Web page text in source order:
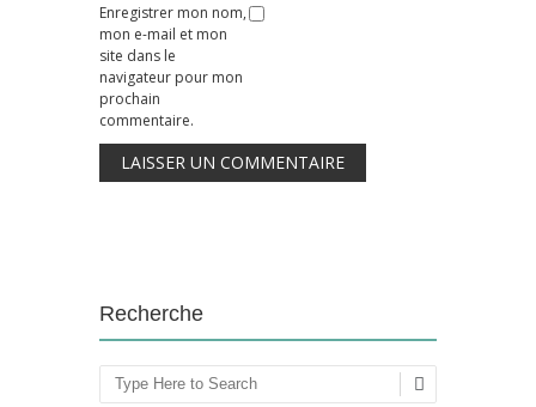
Enregistrer mon nom,
mon e-mail et mon
site dans le
navigateur pour mon
prochain
commentaire.
Recherche
Rechercher